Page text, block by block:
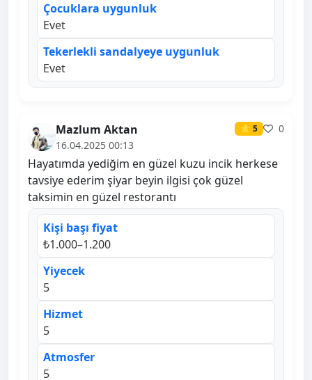
Çocuklara uygunluk
Evet
Tekerlekli sandalyeye uygunluk
Evet
Mazlum Aktan ⭐ 5
0
16.04.2025 00:13
Hayatımda yediğim en güzel kuzu incik herkese
tavsiye ederim şiyar beyin ilgisi çok güzel
taksimin en güzel restorantı
Kişi başı fiyat
₺1.000–1.200
Yiyecek
5
Hizmet
5
Atmosfer
5